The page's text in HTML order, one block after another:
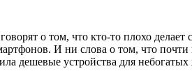
о том, что кто-то плохо
И ни слова о том, что
дешевые устройства для